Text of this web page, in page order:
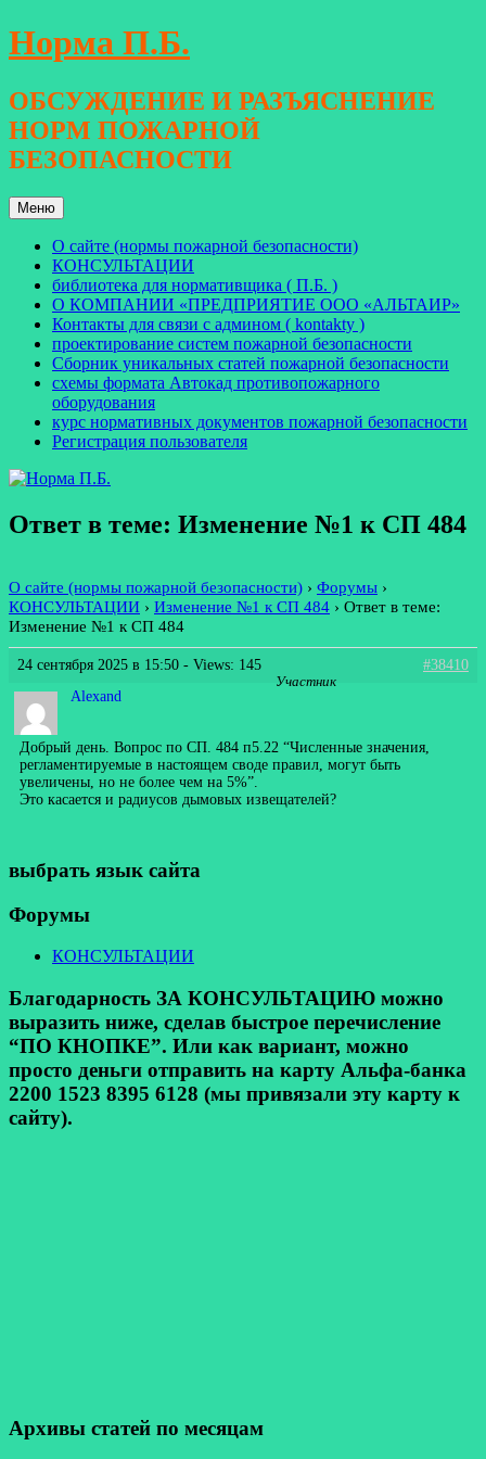
Перейти
к
Норма П.Б.
ОБСУЖДЕНИЕ И РАЗЪЯСНЕНИЕ
НОРМ ПОЖАРНОЙ
БЕЗОПАСНОСТИ
Меню
О сайте (нормы пожарной безопасности)
КОНСУЛЬТАЦИИ
библиотека для нормативщика ( П.Б. )
О КОМПАНИИ «ПРЕДПРИЯТИЕ ООО «АЛЬТАИР»
Контакты для связи с админом ( kontakty )
проектирование систем пожарной безопасности
Сборник уникальных статей пожарной безопасности
схемы формата Автокад противопожарного
оборудования
курс нормативных документов пожарной безопасности
Регистрация пользователя
Ответ в теме: Изменение №1 к СП 484
О сайте (нормы пожарной безопасности) › Форумы ›
КОНСУЛЬТАЦИИ › Изменение №1 к СП 484 › Ответ в теме:
Изменение №1 к СП 484
24 сентября 2025 в 15:50 - Views: 145
#38410
Alexand
Участник
Добрый день. Вопрос по СП. 484 п5.22 “Численные значения,
регламентируемые в настоящем своде правил, могут быть
увеличены, но не более чем на 5%”.
Это касается и радиусов дымовых извещателей?
выбрать язык сайта
Форумы
КОНСУЛЬТАЦИИ
Благодарность ЗА КОНСУЛЬТАЦИЮ можно
выразить ниже, сделав быстрое перечисление
“ПО КНОПКЕ”. Или как вариант, можно
просто деньги отправить на карту Альфа-банка
2200 1523 8395 6128 (мы привязали эту карту к
сайту).
Архивы статей по месяцам